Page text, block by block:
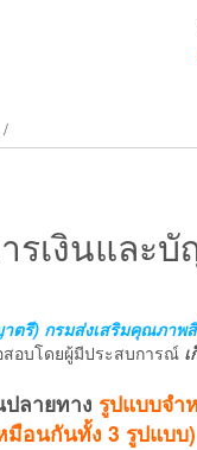
รเงินและ
รี) กรมส่งเสริมคุณภาพ
สอบโดยผู้มีประสบการณ์
ปลายทาง รูปแบบจำ
มือนกันทั้ง 3 รูปแบ